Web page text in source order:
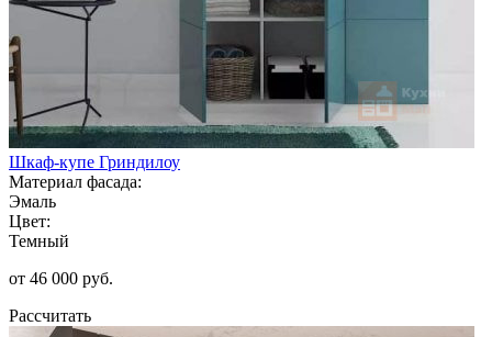
Шкаф-купе Гриндилоу
Материал фасада:
Эмаль
Цвет:
Темный
от 46 000 руб.
Рассчитать